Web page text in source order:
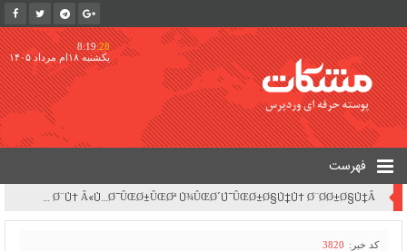
8:19:28
یکشنبه ۱۸ام مرداد ۱۴۰۵
فهرست
Ø¨Ø±Ø±Ø³ÛŒ Ù¾ÛŒØ´Ù†Ù‡Ø§Ø¯Ø§Øª Ù¾Ø±Ø¯Ø§Ø®Øª Ø¨Ø¯Ù‡ÛŒâ€Œ Ø§Ø±Ø²ÛŒ Ù†ÛŒØ±ÙˆÚ¯Ø§Ù‡â€ŒÙ‡Ø§ÛŒ Ø¨Ø®Ø´ Ø®ØµÙˆØµÛŒ | ØªØºÛŒÛŒØ± Ø±ÙˆÛŒÚ©Ø±Ø¯ Ù…Ø¯ÛŒØ±ÛŒØªÛŒ Ø²ÛŒØ±Ø³Ø§Ø®Øªâ€ŒÙ‡Ø§ÛŒ ØªÙˆÙ„ÛŒØ¯ Ø¨Ø±Ù‚ Ú©Ø´ÙˆØ± Ø§Ø² Ø­Ø§Ù„Øª Ø¹Ø§Ø¯ÛŒ Ø¨Ù‡ Â«Ù…Ø¯ÛŒØ±ÛŒØª Ù¾ÛŒØ´Ú¯ÛŒØ±Ø§Ù†Ù‡ Ø¨Ø­Ø±Ø§Ù†Â»
کد خبر: 3820